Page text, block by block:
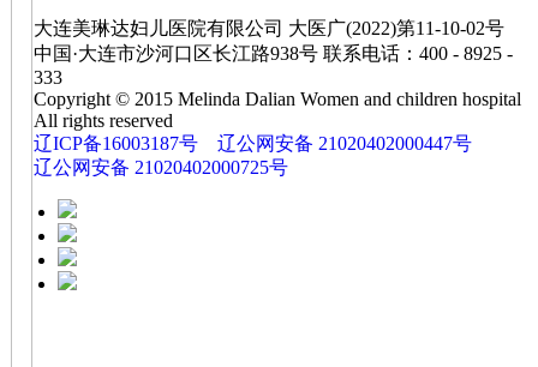
大连美琳达妇儿医院有限公司 大医广(2022)第11-10-02号
中国·大连市沙河口区长江路938号 联系电话：400 - 8925 -
333
Copyright © 2015 Melinda Dalian Women and children hospital
All rights reserved
辽ICP备16003187号
辽公网安备 21020402000447号
辽公网安备 21020402000725号